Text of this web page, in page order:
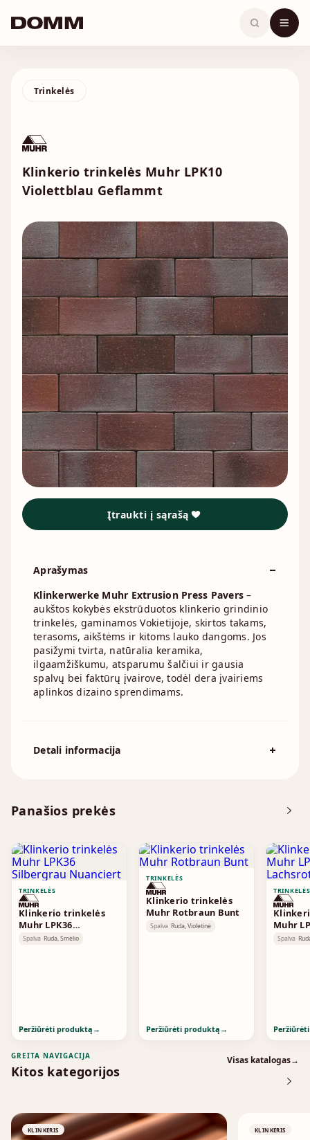
content
Trinkelės
Klinkerio trinkelės Muhr LPK10
Violettblau Geflammt
Panašios prekės
TRINKELĖS
Klinkerio trinkelės
Muhr LPK36
Silbergrau Nuanciert
Spalva Ruda, Smėlio
Peržiūrėti produktą →
TRINKELĖS
Klinkerio trinkelės
Muhr Rotbraun Bunt
Spalva Ruda, Violetinė
Peržiūrėti produktą →
TRINKELĖS
Muhr
Spezial
Spalva
Įtraukti į sąrašą
Aprašymas
Klinkerwerke Muhr Extrusion Press Pavers –
aukštos kokybės ekstrūduotos klinkerio grindinio
trinkelės, gaminamos Vokietijoje, skirtos takams,
terasoms, aikštėms ir kitoms lauko dangoms. Jos
pasižymi tvirta, natūralia keramika,
ilgaamžiškumu, atsparumu šalčiui ir gausia
spalvų bei faktūrų įvairove, todėl dera įvairiems
aplinkos dizaino sprendimams.
Detali informacija
Išmatavimai
240x55x52mm, 240x55x71mm,
240x61x71mm
GREITA NAVIGACIJA
Kitos kategorijos
Visas katalogas→
KLINKERIS KLINKERIS